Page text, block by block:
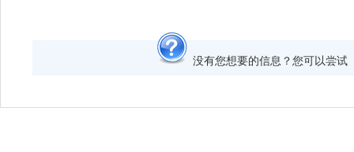
没有您想要的信息？您可以尝